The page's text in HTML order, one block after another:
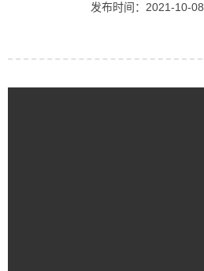
发布时间：2021-10-08